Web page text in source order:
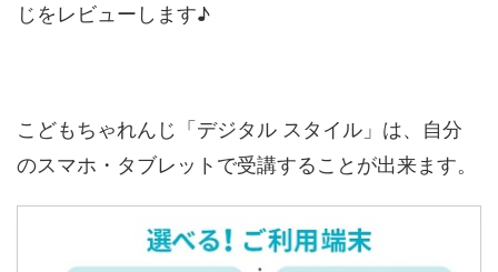
じをレビューします♪
こどもちゃれんじ「デジタル スタイル」は、自分
のスマホ・タブレットで受講することが出来ます。